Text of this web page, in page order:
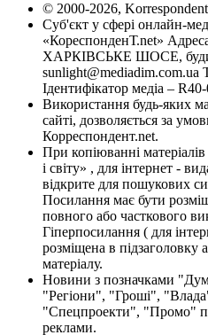
© 2000-2026,
Суб'єкт у сфері онлайн-
«КореспонденТ.net»
ХАРКІВСЬКЕ ШОСЕ,
sunlight@mediadim.com.ua
Ідентифікатор медіа –
Використання будь-яких
сайті, дозволяється за
Корреспондент.net.
При копіюванні
і світу» , для інтернет -
відкрите для пошукових
Посилання має бути
повного або часткового
Гіперпосилання ( для
розміщена в підзаголовку
матеріалу.
Новини з позначками
"Регіони", "Гроші",
"Спецпроекти", "Промо"
реклами.